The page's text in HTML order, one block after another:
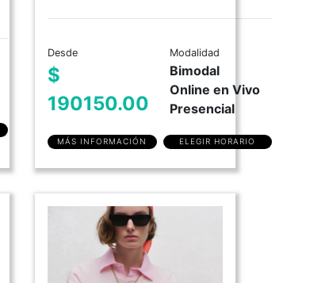
Desde
$
190150.00
Modalidad
Bimodal
Online en Vivo
Presencial
MÁS INFORMACIÓN ELEGIR HORARIO